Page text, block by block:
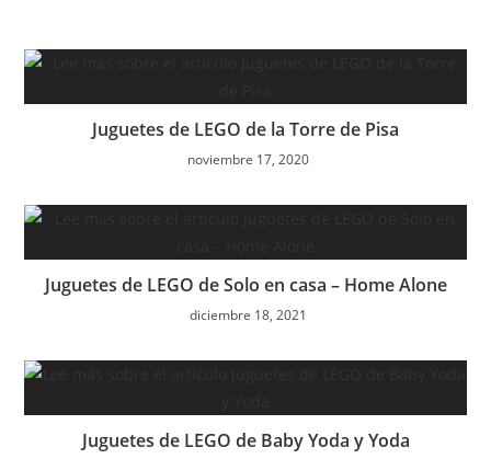
Juguetes de LEGO de la Torre de Pisa
noviembre 17, 2020
Juguetes de LEGO de Solo en casa – Home Alone
diciembre 18, 2021
Juguetes de LEGO de Baby Yoda y Yoda